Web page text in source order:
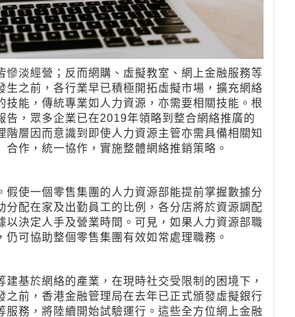
淡經營；反而網購、虛擬教室、網上金融服務等
之前，各行業早已積極開拓虛擬市場，擴充網絡
能，傳統專業如人力資源，亦需要相關技能。根
，眾多企業已在2019年領略到整合網絡推廣的
層因而意識到即使人力資源主管亦需具備相關知
作，統一協作，實施整體網絡推銷策略。
使一個零售集團的人力資源部能提前掌握數據分
配在家及出勤員工的比例，各分店將於資源調配
決定人手及營業時間。可見，如果人力資源部職
可協助整個零售集團有效如常處理職務。
基於網絡的產業，在現時社交受限制的困境下，
前，香港金融管理局在去年已正式頒發虛擬銀行
務，將陸續開始試驗運行。這些全方位網上金融